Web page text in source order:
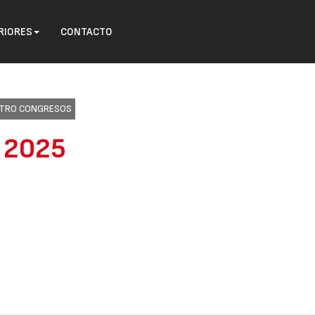
CONTACTO
CONGRESOS